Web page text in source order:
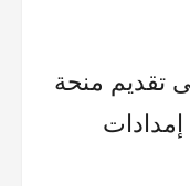
تقديم منحة
إمدادات